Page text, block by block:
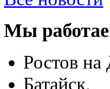
Мы
Ростов на
Батайск,